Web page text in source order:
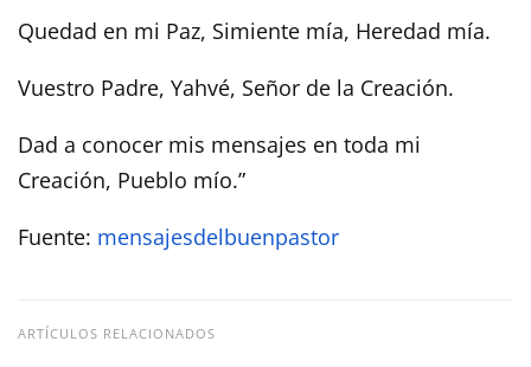
Quedad en mi Paz, Simiente mía, Heredad mía.
Vuestro Padre, Yahvé, Señor de la Creación.
Dad a conocer mis mensajes en toda mi
Creación, Pueblo mío.”
Fuente: mensajesdelbuenpastor
ARTÍCULOS RELACIONADOS